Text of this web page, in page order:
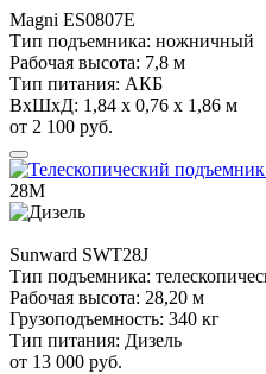
Magni ES0807E
Тип подъемника: ножничный
Рабочая высота: 7,8 м
Тип питания: АКБ
ВхШхД: 1,84 х 0,76 х 1,86 м
от 2 100 руб.
28М
Sunward SWT28J
Тип подъемника:
Рабочая высота: 28,20 м
Грузоподъемность: 340 кг
Тип питания: Дизель
от 13 000 руб.